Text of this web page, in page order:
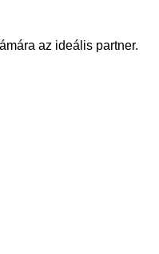
az ideális partner.